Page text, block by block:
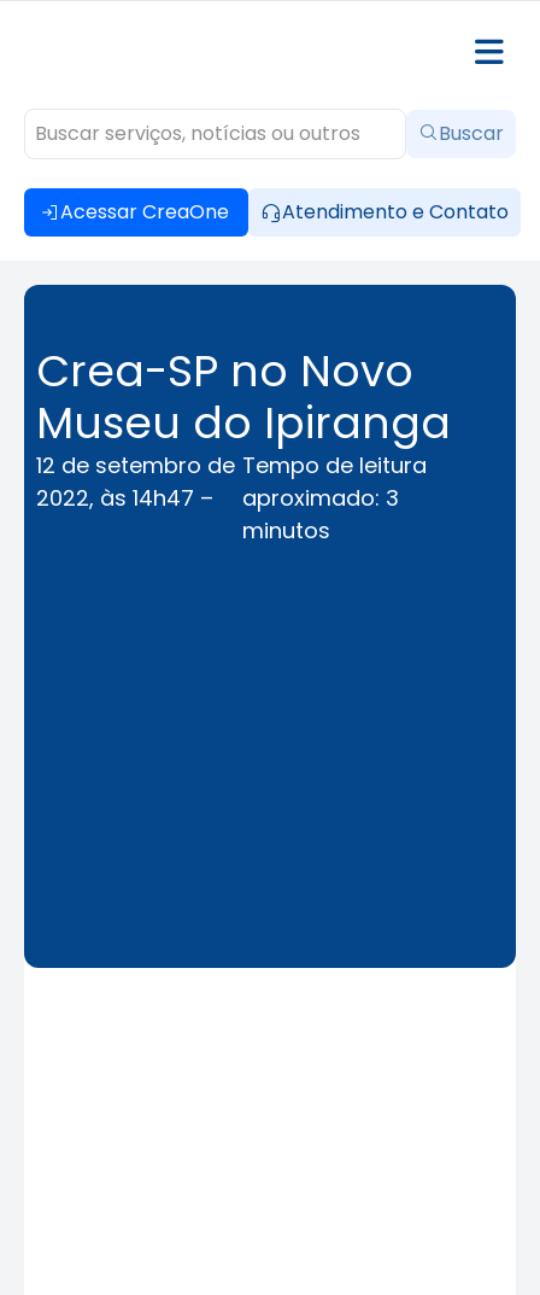
Acessar CreaOne Atendimento e Contato
Buscar
Crea-SP no Novo
Museu do Ipiranga
12 de setembro de
2022, às 14h47 –
Tempo de leitura
aproximado: 3
minutos